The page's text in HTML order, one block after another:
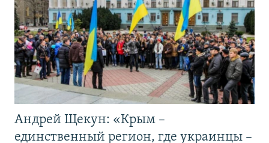
Андрей Щекун: «Крым –
единственный регион, где украинцы –